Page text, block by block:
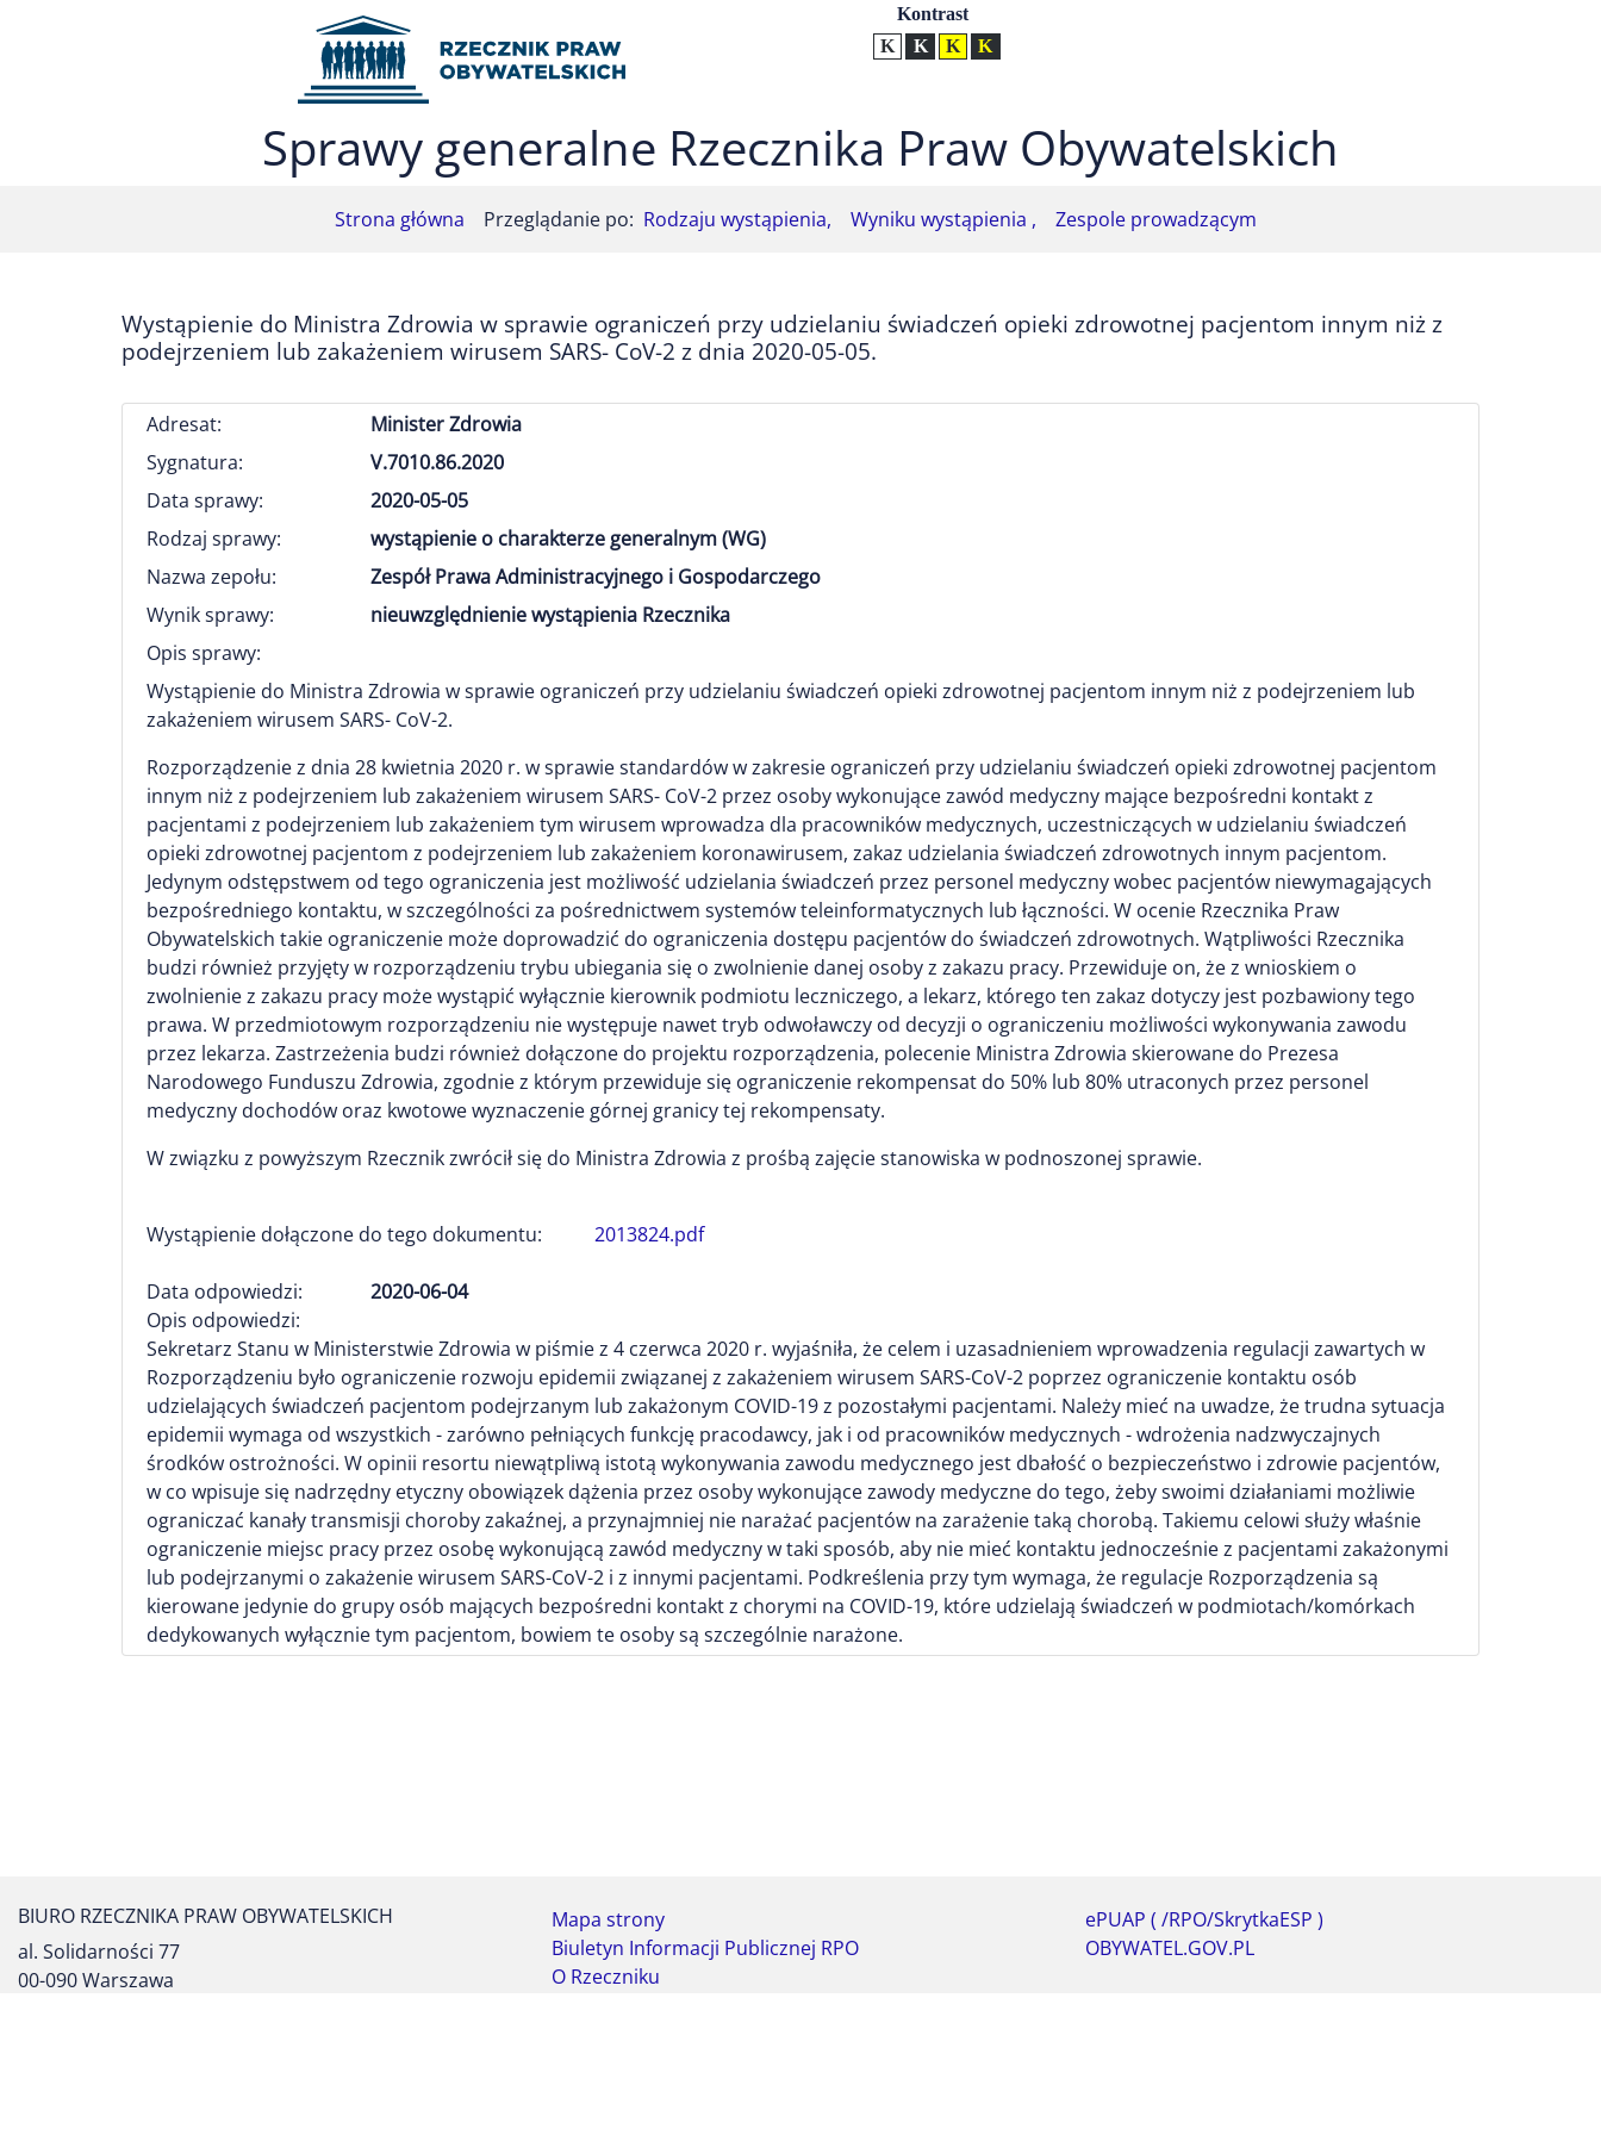
Przejdź do menu głównego (nacisnij Enter)
Przejdź do mapy serwisu (nacisnij Enter) UstawieniaKontrast
Kontrast normalny
Kontrast biały tekst na czarnym
Kontrast czarny tekst na żółtym
Sprawy generalne Rzecznika Praw Obywatelskich
Strona główna Przeglądanie po: Rodzaju wystąpienia, Wyniku wystąpienia , Zespole prowadzącym
Wystąpienie do Ministra Zdrowia w sprawie ograniczeń przy udzielaniu świadczeń opieki zdrowotnej pacjentom innym niż z
podejrzeniem lub zakażeniem wirusem SARS- CoV-2 z dnia 2020-05-05.
Adresat:
Minister Zdrowia
Sygnatura:
V.7010.86.2020
Data sprawy:
2020-05-05
Rodzaj sprawy:
wystąpienie o charakterze generalnym (WG)
Nazwa zepołu:
Zespół Prawa Administracyjnego i Gospodarczego
Wynik sprawy:
nieuwzględnienie wystąpienia Rzecznika
Opis sprawy:
Wystąpienie do Ministra Zdrowia w sprawie ograniczeń przy udzielaniu świadczeń opieki zdrowotnej pacjentom innym niż z podejrzeniem lub
zakażeniem wirusem SARS- CoV-2.
Rozporządzenie z dnia 28 kwietnia 2020 r. w sprawie standardów w zakresie ograniczeń przy udzielaniu świadczeń opieki zdrowotnej pacjentom
innym niż z podejrzeniem lub zakażeniem wirusem SARS- CoV-2 przez osoby wykonujące zawód medyczny mające bezpośredni kontakt z
pacjentami z podejrzeniem lub zakażeniem tym wirusem wprowadza dla pracowników medycznych, uczestniczących w udzielaniu świadczeń
opieki zdrowotnej pacjentom z podejrzeniem lub zakażeniem koronawirusem, zakaz udzielania świadczeń zdrowotnych innym pacjentom.
Jedynym odstępstwem od tego ograniczenia jest możliwość udzielania świadczeń przez personel medyczny wobec pacjentów niewymagających
bezpośredniego kontaktu, w szczególności za pośrednictwem systemów teleinformatycznych lub łączności. W ocenie Rzecznika Praw
Obywatelskich takie ograniczenie może doprowadzić do ograniczenia dostępu pacjentów do świadczeń zdrowotnych. Wątpliwości Rzecznika
budzi również przyjęty w rozporządzeniu trybu ubiegania się o zwolnienie danej osoby z zakazu pracy. Przewiduje on, że z wnioskiem o
zwolnienie z zakazu pracy może wystąpić wyłącznie kierownik podmiotu leczniczego, a lekarz, którego ten zakaz dotyczy jest pozbawiony tego
prawa. W przedmiotowym rozporządzeniu nie występuje nawet tryb odwoławczy od decyzji o ograniczeniu możliwości wykonywania zawodu
przez lekarza. Zastrzeżenia budzi również dołączone do projektu rozporządzenia, polecenie Ministra Zdrowia skierowane do Prezesa
Narodowego Funduszu Zdrowia, zgodnie z którym przewiduje się ograniczenie rekompensat do 50% lub 80% utraconych przez personel
medyczny dochodów oraz kwotowe wyznaczenie górnej granicy tej rekompensaty.
W związku z powyższym Rzecznik zwrócił się do Ministra Zdrowia z prośbą zajęcie stanowiska w podnoszonej sprawie.
Wystąpienie dołączone do tego dokumentu: 2013824.pdf
Data odpowiedzi:
2020-06-04
Opis odpowiedzi:
Sekretarz Stanu w Ministerstwie Zdrowia w piśmie z 4 czerwca 2020 r. wyjaśniła, że celem i uzasadnieniem wprowadzenia regulacji zawartych w
Rozporządzeniu było ograniczenie rozwoju epidemii związanej z zakażeniem wirusem SARS-CoV-2 poprzez ograniczenie kontaktu osób
udzielających świadczeń pacjentom podejrzanym lub zakażonym COVID-19 z pozostałymi pacjentami. Należy mieć na uwadze, że trudna sytuacja
epidemii wymaga od wszystkich - zarówno pełniących funkcję pracodawcy, jak i od pracowników medycznych - wdrożenia nadzwyczajnych
środków ostrożności. W opinii resortu niewątpliwą istotą wykonywania zawodu medycznego jest dbałość o bezpieczeństwo i zdrowie pacjentów,
w co wpisuje się nadrzędny etyczny obowiązek dążenia przez osoby wykonujące zawody medyczne do tego, żeby swoimi działaniami możliwie
ograniczać kanały transmisji choroby zakaźnej, a przynajmniej nie narażać pacjentów na zarażenie taką chorobą. Takiemu celowi służy właśnie
ograniczenie miejsc pracy przez osobę wykonującą zawód medyczny w taki sposób, aby nie mieć kontaktu jednocześnie z pacjentami zakażonymi
lub podejrzanymi o zakażenie wirusem SARS-CoV-2 i z innymi pacjentami. Podkreślenia przy tym wymaga, że regulacje Rozporządzenia są
kierowane jedynie do grupy osób mających bezpośredni kontakt z chorymi na COVID-19, które udzielają świadczeń w podmiotach/komórkach
dedykowanych wyłącznie tym pacjentom, bowiem te osoby są szczególnie narażone.
BIURO RZECZNIKA PRAW OBYWATELSKICH
al. Solidarności 77
00-090 Warszawa
Mapa strony
Biuletyn Informacji Publicznej RPO
O Rzeczniku
ePUAP ( /RPO/SkrytkaESP )
OBYWATEL.GOV.PL